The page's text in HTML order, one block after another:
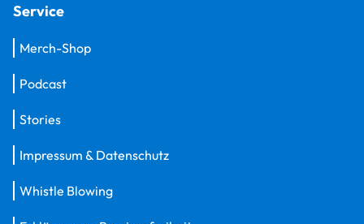
Service
Merch-Shop
Podcast
Stories
Impressum & Datenschutz
Whistle Blowing